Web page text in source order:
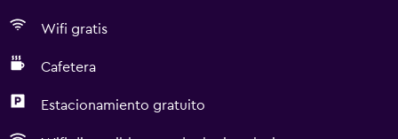
Wifi gratis
Cafetera
Estacionamiento gratuito